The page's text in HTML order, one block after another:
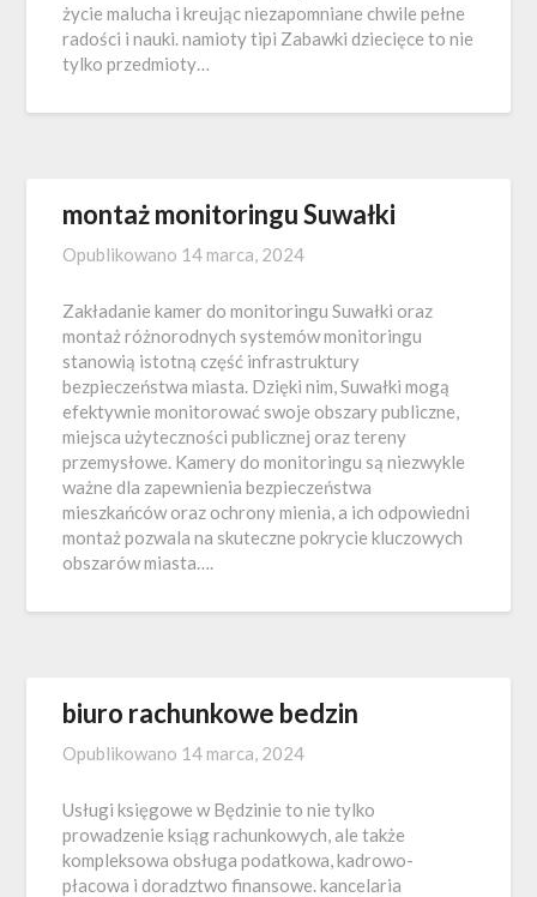
życie malucha i kreując niezapomniane chwile pełne
radości i nauki. namioty tipi Zabawki dziecięce to nie
tylko przedmioty…
montaż monitoringu Suwałki
Opublikowano 14 marca, 2024
Zakładanie kamer do monitoringu Suwałki oraz
montaż różnorodnych systemów monitoringu
stanowią istotną część infrastruktury
bezpieczeństwa miasta. Dzięki nim, Suwałki mogą
efektywnie monitorować swoje obszary publiczne,
miejsca użyteczności publicznej oraz tereny
przemysłowe. Kamery do monitoringu są niezwykle
ważne dla zapewnienia bezpieczeństwa
mieszkańców oraz ochrony mienia, a ich odpowiedni
montaż pozwala na skuteczne pokrycie kluczowych
obszarów miasta….
biuro rachunkowe bedzin
Opublikowano 14 marca, 2024
Usługi księgowe w Będzinie to nie tylko
prowadzenie ksiąg rachunkowych, ale także
kompleksowa obsługa podatkowa, kadrowo-
płacowa i doradztwo finansowe. kancelaria